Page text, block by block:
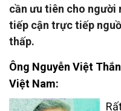
cần ưu tiên cho người
tiếp cận trực tiếp
thấp.
Ông Nguyễn Việt
Việt Nam: